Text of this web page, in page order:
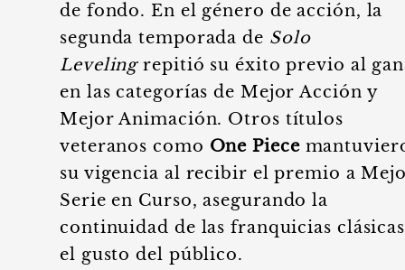
de fondo. En el género de acción, la
segunda temporada de Solo
Levelingrepitió su éxito previo al
en las categorías de Mejor Acción y
Mejor Animación. Otros títulos
veteranos como One Piece
su vigencia al recibir el premio a
Serie en Curso, asegurando la
continuidad de las franquicias
el gusto del público.